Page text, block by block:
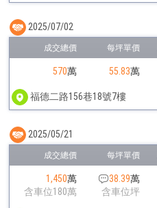
570萬 55.83萬
福德二路156巷18號7樓
2025/07/02
1,450萬
含車位180萬
38.39萬
含車位坪
2025/05/21